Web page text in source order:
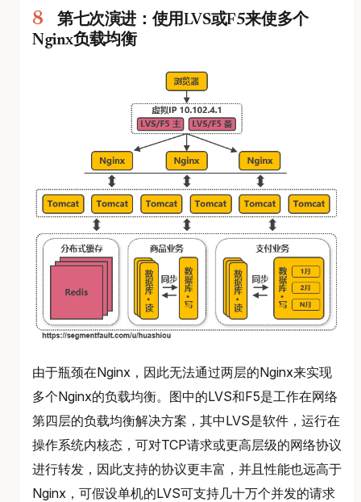
第七次演进：使用LVS或F5来使多个
Nginx负载均衡
由于瓶颈在Nginx，因此无法通过两层的Nginx来实现
多个Nginx的负载均衡。图中的LVS和F5是工作在网络
第四层的负载均衡解决方案，其中LVS是软件，运行在
操作系统内核态，可对TCP请求或更高层级的网络协议
进行转发，因此支持的协议更丰富，并且性能也远高于
Nginx，可假设单机的LVS可支持几十万个并发的请求